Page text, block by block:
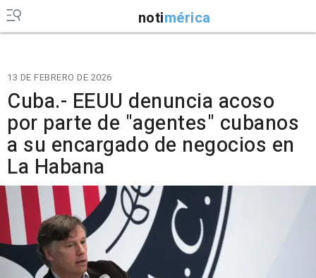
notimérica
13 DE FEBRERO DE 2026
Cuba.- EEUU denuncia acoso
por parte de "agentes" cubanos
a su encargado de negocios en
La Habana